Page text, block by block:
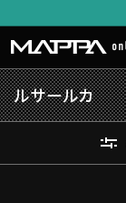
ルサールカ